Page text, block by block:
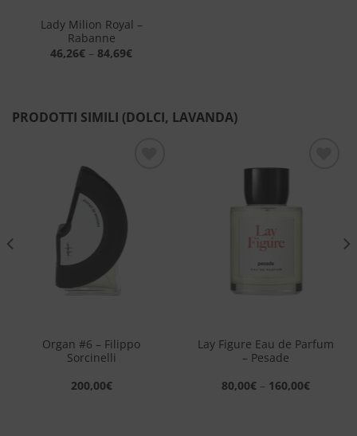
Lady Milion Royal –
Rabanne
46,26€ – 84,69€
PRODOTTI SIMILI (DOLCI, LAVANDA)
alla lista
Organ #6 – Filippo
Sorcinelli
200,00€
Lay Figure Eau de Parfum
– Pesade
80,00€ – 160,00€